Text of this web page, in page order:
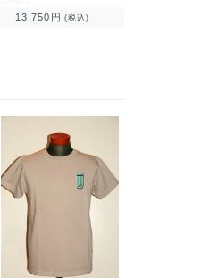
13,750円 (税込)